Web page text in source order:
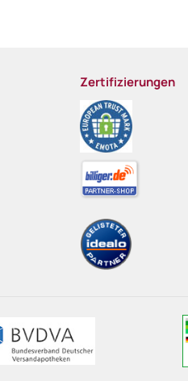
Zertifizierungen